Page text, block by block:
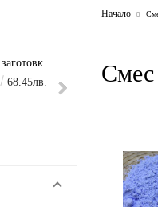
10 бр. - заготовка - Голяма книга
68.45лв.
Начало
Смес